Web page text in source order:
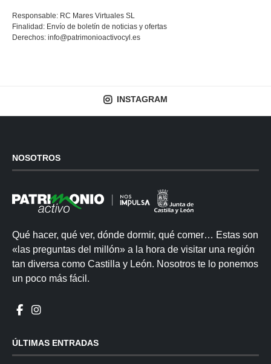
Responsable: RC Mares Virtuales SL
Finalidad: Envío de boletín de noticias y ofertas
Derechos: info@patrimonioactivocyl.es
INSTAGRAM
NOSOTROS
Qué hacer, qué ver, dónde dormir, qué comer… Estas son
«las preguntas del millón» a la hora de visitar una región
tan diversa como Castilla y León. Nosotros te lo ponemos
un poco más fácil.
ÚLTIMAS ENTRADAS